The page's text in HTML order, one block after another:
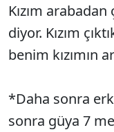
Kızım
diyor. Kızım
benim kızımın
*Daha sonra
sonra güya 7